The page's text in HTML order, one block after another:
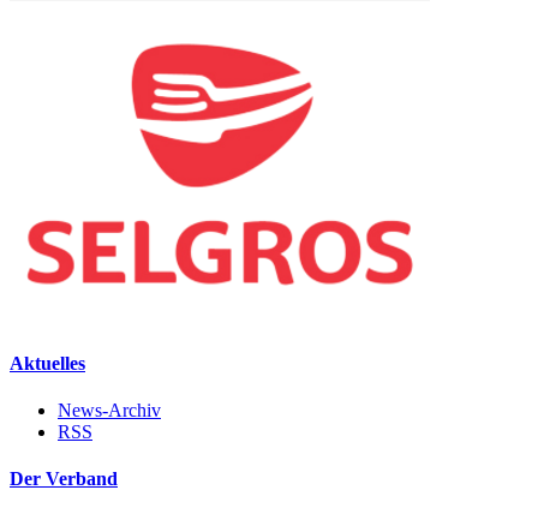
Aktuelles
News-Archiv
RSS
Der Verband